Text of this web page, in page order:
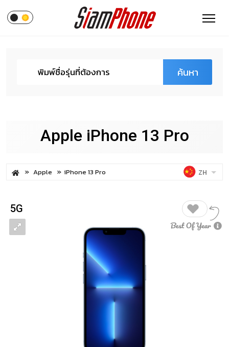
ค้นหา
Apple iPhone 13 Pro
Apple iPhone 13 Pro ZH
5G